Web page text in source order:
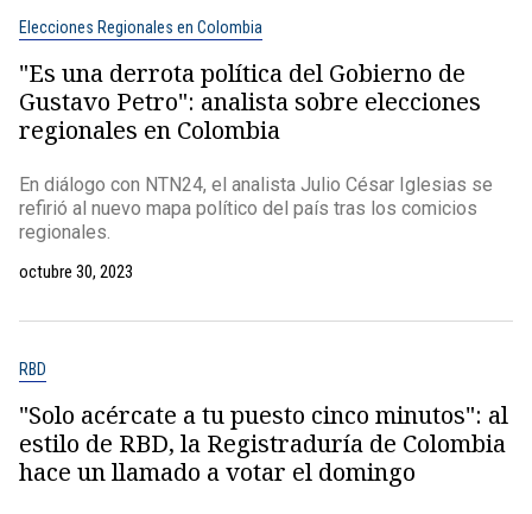
Elecciones Regionales en Colombia
"Es una derrota política del Gobierno de
Gustavo Petro": analista sobre elecciones
regionales en Colombia
En diálogo con NTN24, el analista Julio César Iglesias se
refirió al nuevo mapa político del país tras los comicios
regionales.
octubre 30, 2023
RBD
"Solo acércate a tu puesto cinco minutos": al
estilo de RBD, la Registraduría de Colombia
hace un llamado a votar el domingo